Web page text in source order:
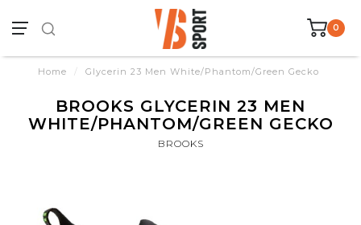
0
Home / Glycerin 23 Men White/Phantom/Green Gecko
BROOKS GLYCERIN 23 MEN
WHITE/PHANTOM/GREEN GECKO
BROOKS